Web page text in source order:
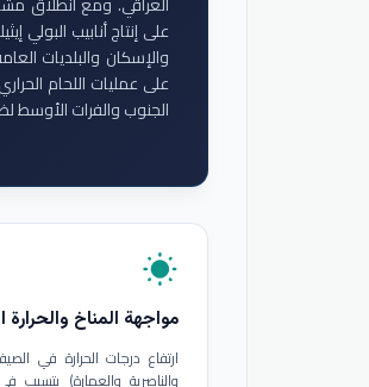
والإسكان والبلديات
على عمليات اللحام
الجنوب والفرات الأوسط
wb_sunny
مواجهة المناخ والحرارة
ارتفاع درجات الحرارة في
والناصرية والعمارة) يتسبب